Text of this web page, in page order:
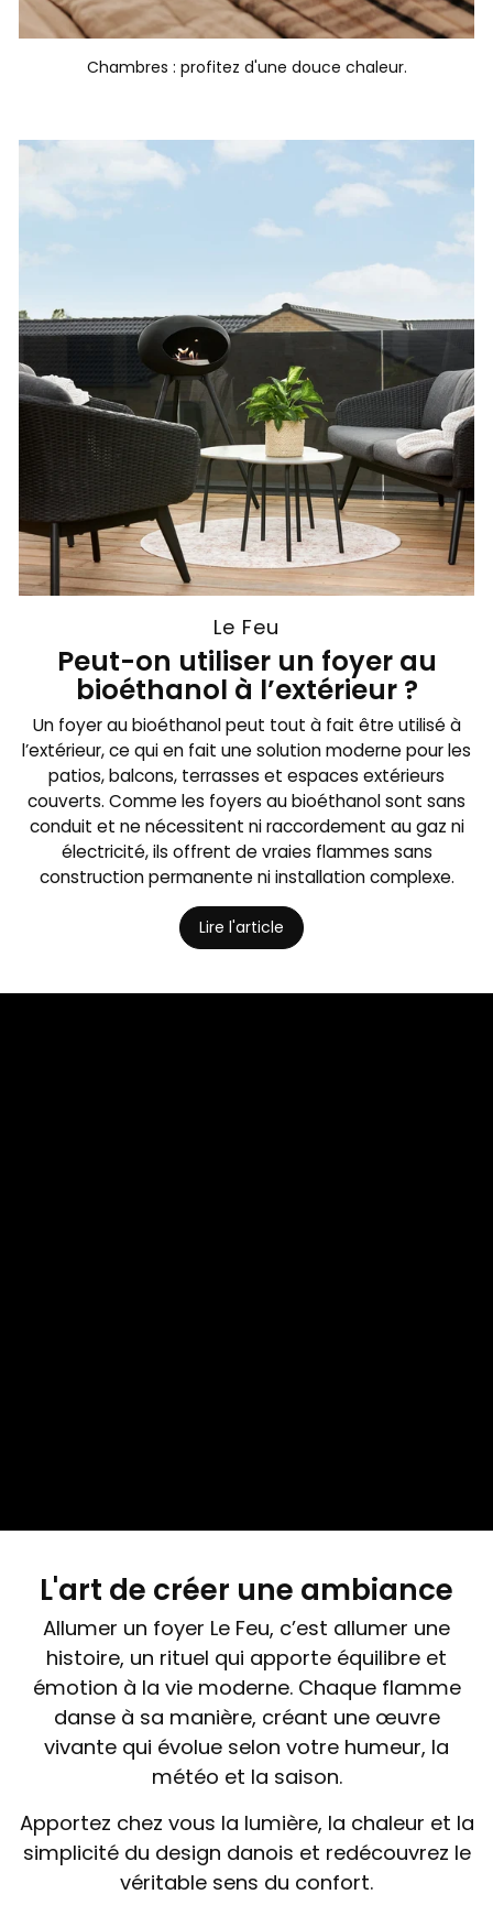
Chambres : profitez d'une douce chaleur.
Le Feu
Peut-on utiliser un foyer au
bioéthanol à l’extérieur ?
Un foyer au bioéthanol peut tout à fait être utilisé à
l’extérieur, ce qui en fait une solution moderne pour les
patios, balcons, terrasses et espaces extérieurs
couverts. Comme les foyers au bioéthanol sont sans
conduit et ne nécessitent ni raccordement au gaz ni
électricité, ils offrent de vraies flammes sans
construction permanente ni installation complexe.
Lire l'article
L'art de créer une ambiance
Allumer un foyer Le Feu, c’est allumer une
histoire, un rituel qui apporte équilibre et
émotion à la vie moderne. Chaque flamme
danse à sa manière, créant une œuvre
vivante qui évolue selon votre humeur, la
météo et la saison.
Apportez chez vous la lumière, la chaleur et la
simplicité du design danois et redécouvrez le
véritable sens du confort.